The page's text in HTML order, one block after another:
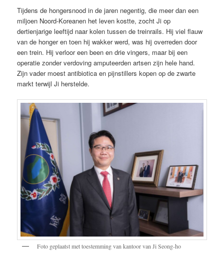
Tijdens de hongersnood in de jaren negentig, die meer dan een
miljoen Noord-Koreanen het leven kostte, zocht Ji op
dertienjarige leeftijd naar kolen tussen de treinrails. Hij viel flauw
van de honger en toen hij wakker werd, was hij overreden door
een trein. Hij verloor een been en drie vingers, maar bij een
operatie zonder verdoving amputeerden artsen zijn hele hand.
Zijn vader moest antibiotica en pijnstillers kopen op de zwarte
markt terwijl Ji herstelde.
Foto geplaatst met toestemming van kantoor van Ji Seong-ho